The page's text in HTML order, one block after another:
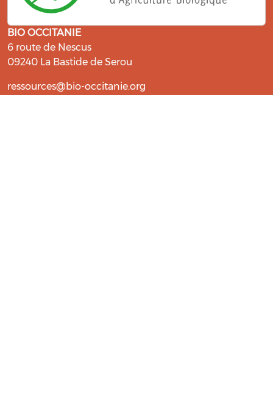
BIO OCCITANIE
6 route de Nescus
09240 La Bastide de Serou
ressources@bio-occitanie.org